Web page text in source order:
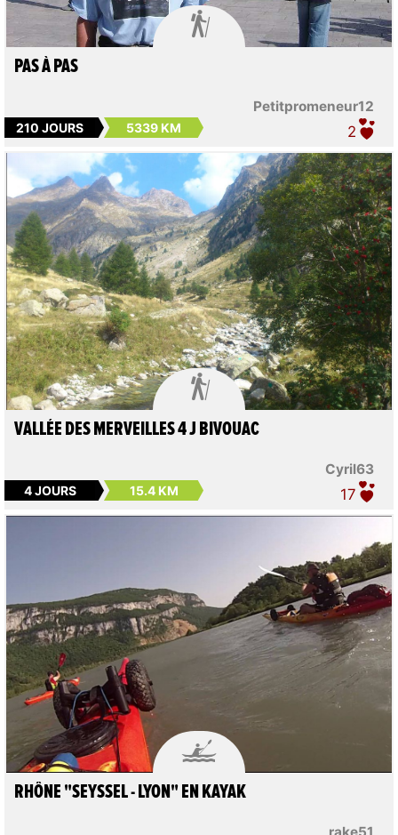

Petitpromeneur12
PAS À PAS
210 JOURS 5339 KM 2

Cyril63
VALLÉE DES MERVEILLES 4 J BIVOUAC
4 JOURS 15.4 KM 17

RHÔNE "SEYSSEL - LYON" EN KAYAK